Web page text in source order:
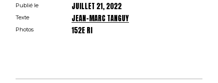
Publié le JUILLET 21, 2022
Texte JEAN-MARC TANGUY
Photos 152E RI